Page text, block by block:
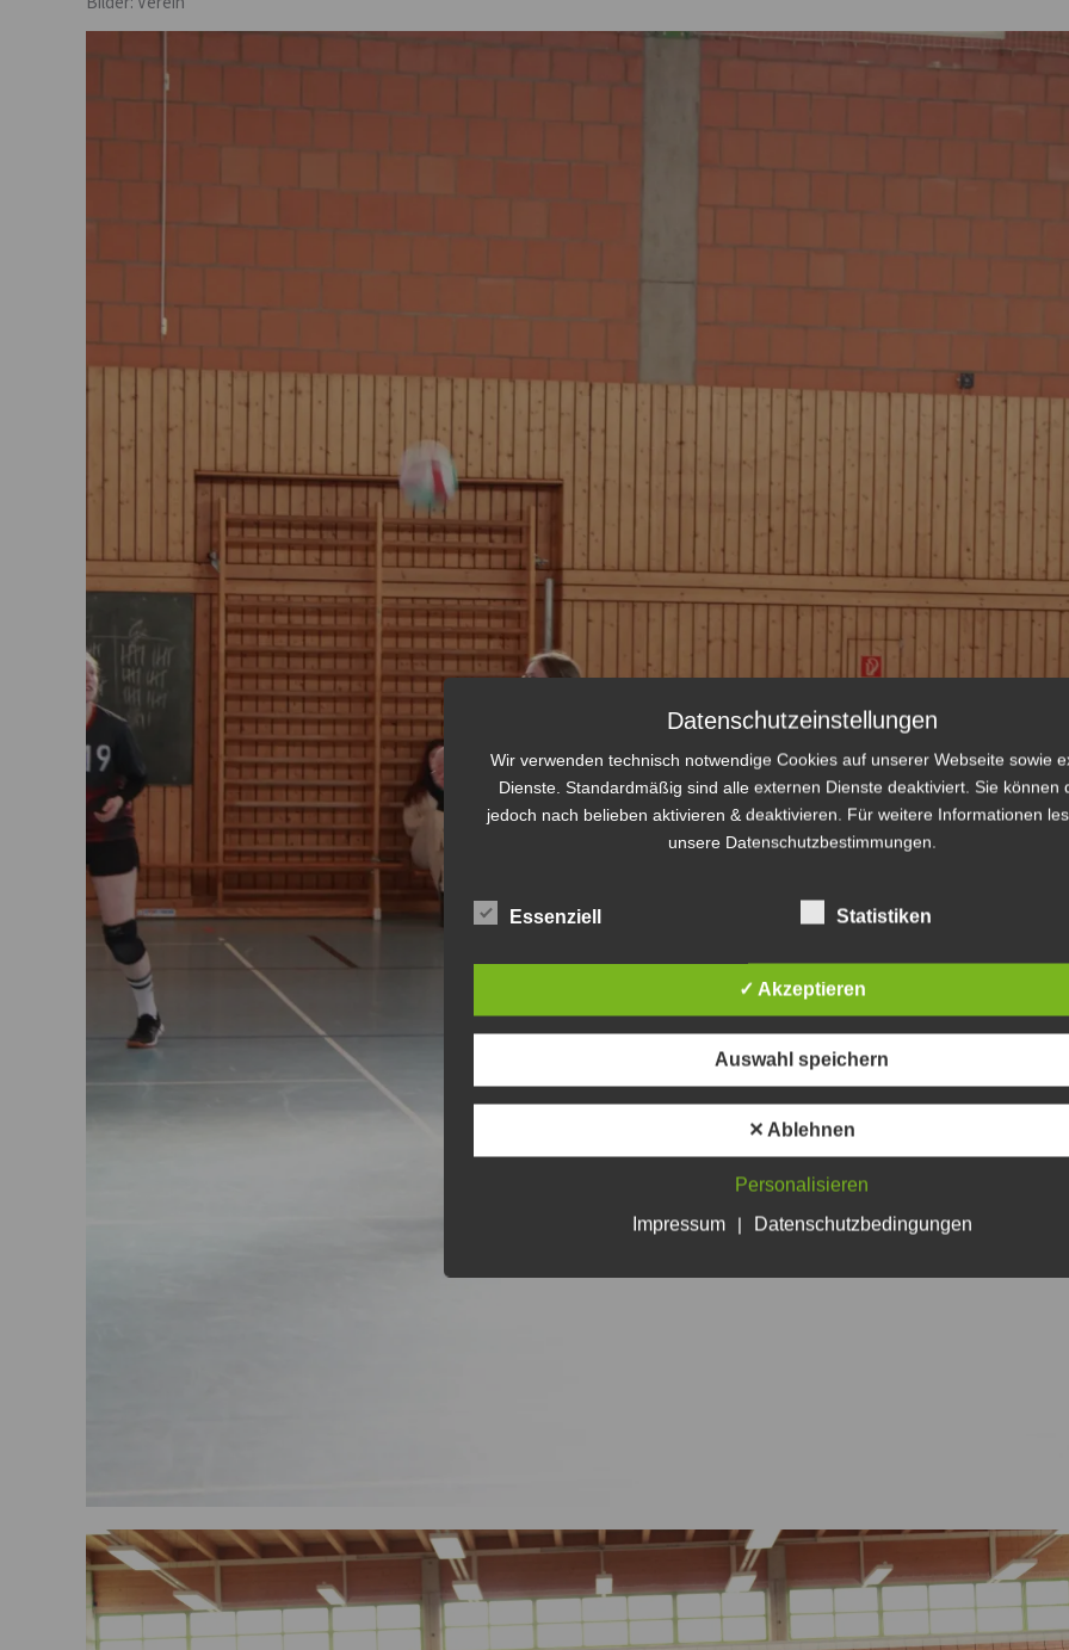
Datenschutzeinstellungen
Wir verwenden technisch notwendige Cookies auf unserer Webseite sowie
Dienste. Standardmäßig sind alle externen Dienste deaktiviert. Sie können
jedoch nach belieben aktivieren & deaktivieren. Für weitere Informationen
unsere Datenschutzbestimmungen.
Essenziell Statistiken
✓ Akzeptieren
Auswahl speichern
✕ Ablehnen
Personalisieren
Impressum
| Datenschutzbedingungen